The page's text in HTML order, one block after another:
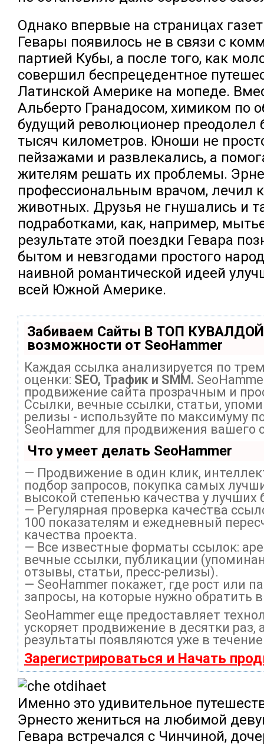
Однако впервые на страницах
Гевары появилось не в связи с
партией Кубы, а после того, как
совершил беспрецедентное
Латинской Америке на мопеде.
Альберто Гранадосом, химиком по
будущий революционер преодолел
тысяч километров. Юноши не
пейзажами и развлекались, а
жителям решать их проблемы.
профессиональным врачом, лечил
животных. Друзья не гнушались и
подработками, как, например,
результате этой поездки Гевара
бытом и невзгодами простого
наивной романтической идеей
всей Южной Америке.
Забиваем Сайты В ТОП
возможности от SeoHammer
Каждая ссылка анализируется по
оценки: SEO, Трафик и SMM.
продвижение сайта прозрачным и
Ссылки, вечные ссылки, статьи,
релизы - используйте по максимуму
SeoHammer для продвижения вашего
Что умеет делать SeoHammer
— Продвижение в один клик,
подбор запросов, покупка самых
высокой степенью качества у лучших
— Регулярная проверка качества
100 показателям и ежедневный
качества проекта.
— Все известные форматы ссылок:
вечные ссылки, публикации
отзывы, статьи, пресс-релизы).
— SeoHammer покажет, где рост или
запросы, на которые нужно обратить
SeoHammer еще предоставляет
ускоряет продвижение в десятки раз,
результаты появляются уже в
Зарегистрироваться и Начать
Именно это удивительное
Эрнесто жениться на любимой
Гевара встречался с Чинчиной,